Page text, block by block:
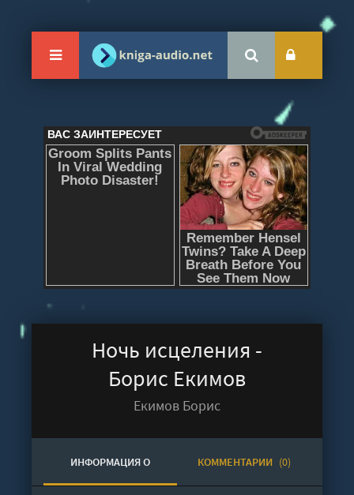
Ночь исцеления -
Борис Екимов
Екимов Борис
ИНФОРМАЦИЯ О КОММЕНТАРИИ (0)